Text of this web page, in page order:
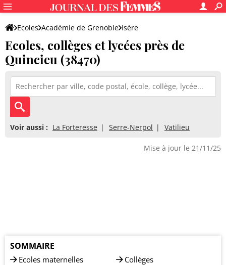
Ecoles Académie de Grenoble Isère
Ecoles, collèges et lycées près de
Quincieu (38470)
Voir aussi : La Forteresse Serre-Nerpol Vatilieu
Mise à jour le 21/11/25
SOMMAIRE
Ecoles maternelles
Collèges